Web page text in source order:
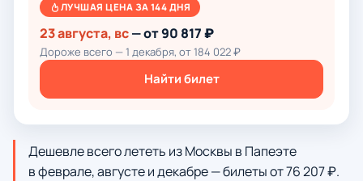
ЛУЧШАЯ ЦЕНА ЗА 144 ДНЯ
23 августа, вс— от 90 817 ₽
Дороже всего — 1 декабря, от 184 022 ₽
Найти билет
Дешевле всего лететь из Москвы в Папеэте
в феврале, августе и декабре — билеты от 76 207 ₽.